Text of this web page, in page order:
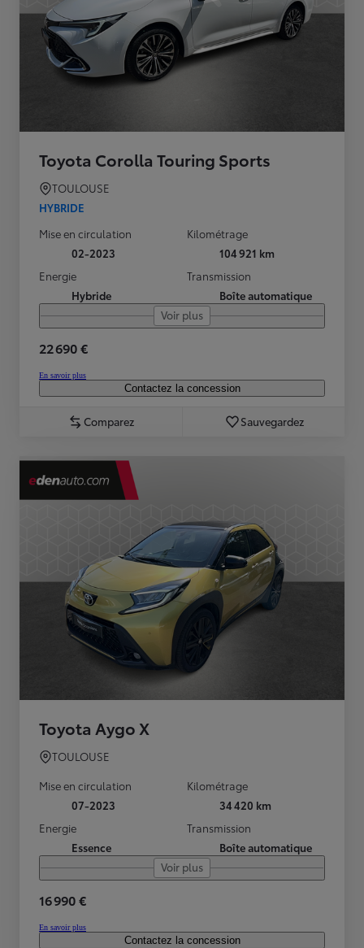
Toyota Corolla Touring Sports
TOULOUSE
HYBRIDE
Mise en circulation
02-2023
Kilométrage
104 921 km
Energie
Hybride
Transmission
Boîte automatique
Voir plus
22 690 €
En savoir plus
Contactez la concession
Comparez Sauvegardez
Toyota Aygo X
TOULOUSE
Mise en circulation
07-2023
Kilométrage
34 420 km
Energie
Essence
Transmission
Boîte automatique
Voir plus
16 990 €
En savoir plus
Contactez la concession